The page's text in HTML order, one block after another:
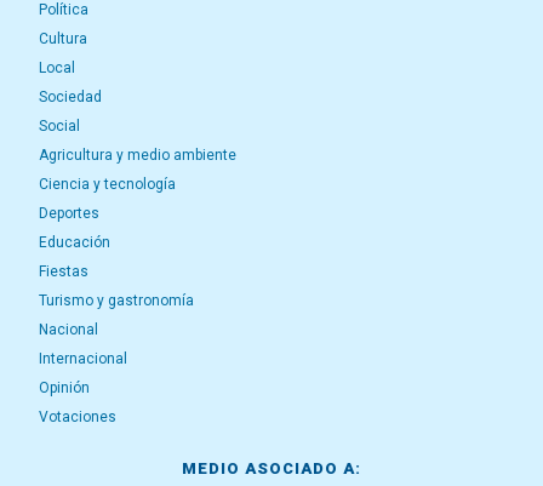
Política
Cultura
Local
Sociedad
Social
Agricultura y medio ambiente
Ciencia y tecnología
Deportes
Educación
Fiestas
Turismo y gastronomía
Nacional
Internacional
Opinión
Votaciones
MEDIO ASOCIADO A: